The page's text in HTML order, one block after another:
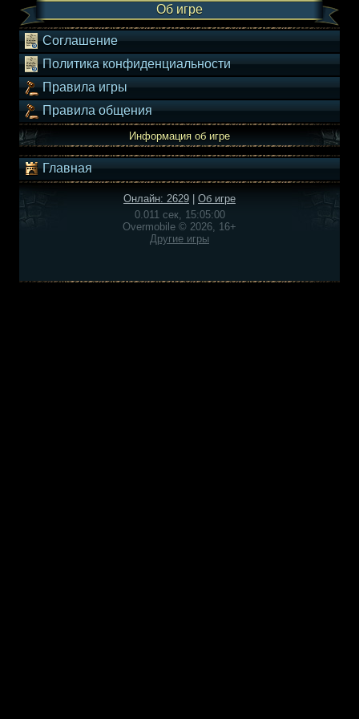
Об игре
Соглашение
Политика конфиденциальности
Правила игры
Правила общения
Информация об игре
Главная
Онлайн: 2629
Об игре
0.011 сек, 15:05:00
Overmobile © 2026, 16+
Другие игры